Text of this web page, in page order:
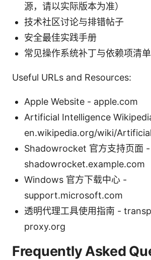
源，请以实际版本为准）
技术社区讨论与排错帖子
安全最佳实践手册
常见操作系统补丁与依赖项清单
Useful URLs and Resources:
Apple Website - apple.com
Artificial Intelligence
en.wikipedia.org/wiki/
Shadowrocket 官方支持页面 -
shadowrocket.example.com
Windows 官方下载中心 -
support.microsoft.com
透明代理工具使用指南 -
proxy.org
Frequently Asked